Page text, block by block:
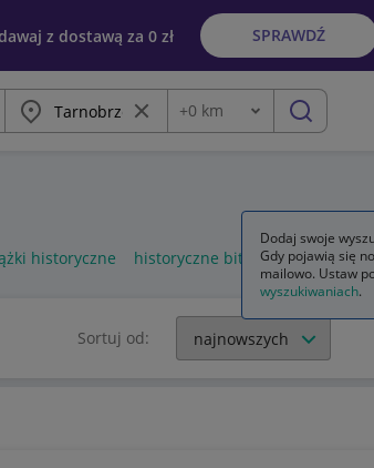
z dostawą za 0 zł SPRAWDŹ
Miasto Wyczyść frazę
Odległość
+0 km szukaj
historyczne historyczne bitwy bellona
Sortuj od:
Dodaj swoje
Gdy pojawią się
mailowo. Ustaw
wyszukiwaniach.